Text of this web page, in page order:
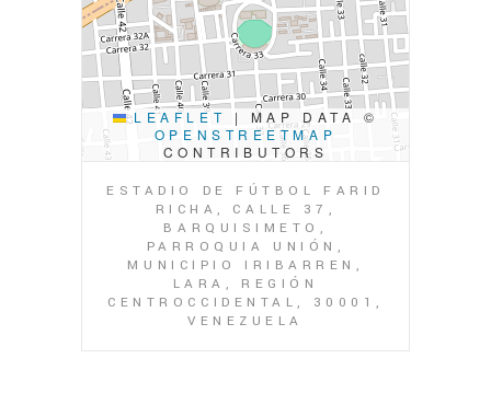
LEAFLET |
MAP DATA ©
OPENSTREETMAP
CONTRIBUTORS
ESTADIO DE FÚTBOL FARID
RICHA, CALLE 37,
BARQUISIMETO,
PARROQUIA UNIÓN,
MUNICIPIO IRIBARREN,
LARA, REGIÓN
CENTROCCIDENTAL, 30001,
VENEZUELA